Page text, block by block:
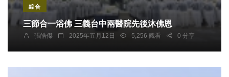
綜合
三節合一浴佛 三義台中兩醫院先後沐佛恩
張皓傑 2025年五月12日 5,256 觀看 0 分享